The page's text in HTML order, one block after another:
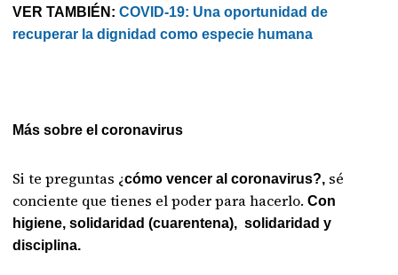
VER TAMBIÉN:COVID-19: Una oportunidad de
recuperar la dignidad como especie humana
Más sobre el coronavirus
Si te preguntas ¿cómo vencer al coronavirus?, sé
conciente que tienes el poder para hacerlo. Con
higiene, solidaridad (cuarentena), solidaridad y
disciplina.